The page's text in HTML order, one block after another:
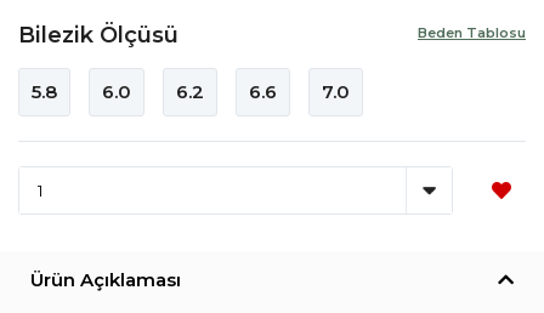
Beden Tablosu
Bilezik Ölçüsü
5.8 6.0 6.2 6.6 7.0
Ürün Açıklaması